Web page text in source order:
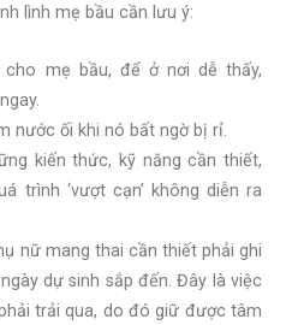
lình mẹ bầu cần lưu ý:
mẹ bầu, để ở nơi dễ thấy,
nước ối khi nó bất ngờ bị rỉ.
kiến thức, kỹ năng cần thiết,
trình ‘vượt cạn’ không diễn ra
nữ mang thai cần thiết phải ghi
dự sinh sắp đến. Đây là việc
trải qua, do đó giữ được tâm